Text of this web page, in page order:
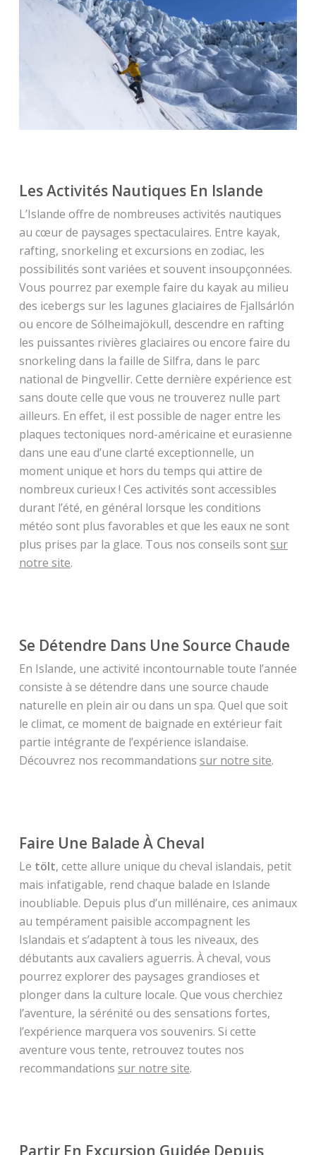
Les Activités Nautiques En Islande
L’Islande offre de nombreuses activités nautiques
au cœur de paysages spectaculaires. Entre kayak,
rafting, snorkeling et excursions en zodiac, les
possibilités sont variées et souvent insoupçonnées.
Vous pourrez par exemple faire du kayak au milieu
des icebergs sur les lagunes glaciaires de Fjallsárlón
ou encore de Sólheimajökull, descendre en rafting
les puissantes rivières glaciaires ou encore faire du
snorkeling dans la faille de Silfra, dans le parc
national de Þingvellir. Cette dernière expérience est
sans doute celle que vous ne trouverez nulle part
ailleurs. En effet, il est possible de nager entre les
plaques tectoniques nord-américaine et eurasienne
dans une eau d’une clarté exceptionnelle, un
moment unique et hors du temps qui attire de
nombreux curieux ! Ces activités sont accessibles
durant l’été, en général lorsque les conditions
météo sont plus favorables et que les eaux ne sont
plus prises par la glace. Tous nos conseils sontsur
notre site.
Se Détendre Dans Une Source Chaude
En Islande, une activité incontournable toute l’année
consiste à se détendre dans une source chaude
naturelle en plein air ou dans un spa. Quel que soit
le climat, ce moment de baignade en extérieur fait
partie intégrante de l’expérience islandaise.
Découvrez nos recommandations sur notre site.
Faire Une Balade À Cheval
Le tölt, cette allure unique du cheval islandais, petit
mais infatigable, rend chaque balade en Islande
inoubliable. Depuis plus d’un millénaire, ces animaux
au tempérament paisible accompagnent les
Islandais et s’adaptent à tous les niveaux, des
débutants aux cavaliers aguerris. À cheval, vous
pourrez explorer des paysages grandioses et
plonger dans la culture locale. Que vous cherchiez
l’aventure, la sérénité ou des sensations fortes,
l’expérience marquera vos souvenirs. Si cette
aventure vous tente, retrouvez toutes nos
recommandations sur notre site.